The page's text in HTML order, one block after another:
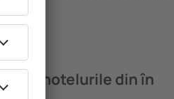
ȋn hotelurile din în